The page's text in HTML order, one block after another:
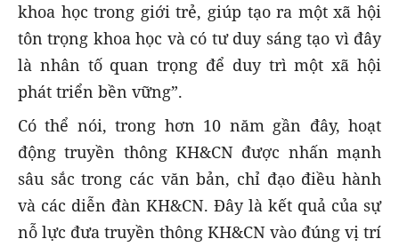
khoa học trong giới trẻ, giúp tạo ra một xã hội
tôn trọng khoa học và có tư duy sáng tạo vì đây
là nhân tố quan trọng để duy trì một xã hội
phát triển bền vững”.
Có thể nói, trong hơn 10 năm gần đây, hoạt
động truyền thông KH&CN được nhấn mạnh
sâu sắc trong các văn bản, chỉ đạo điều hành
và các diễn đàn KH&CN. Đây là kết quả của sự
nỗ lực đưa truyền thông KH&CN vào đúng vị trí